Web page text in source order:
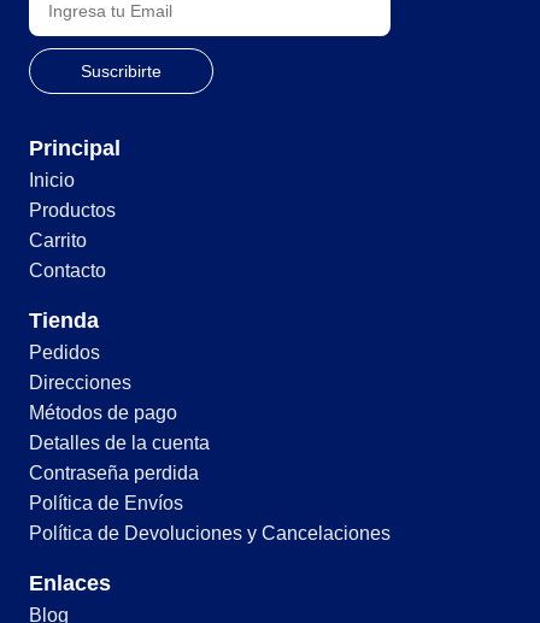
Principal
Inicio
Productos
Carrito
Contacto
Tienda
Pedidos
Direcciones
Métodos de pago
Detalles de la cuenta
Contraseña perdida
Política de Envíos
Política de Devoluciones y Cancelaciones
Enlaces
Blog